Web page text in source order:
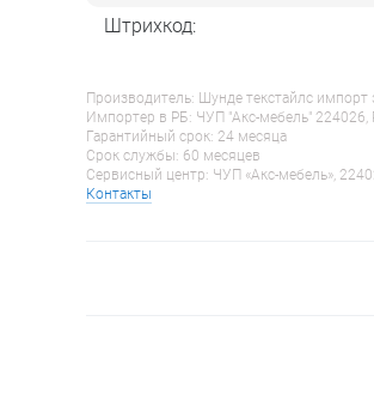
Штрихкод:
Производитель: Шунде текстайлс импорт
Импортер в РБ: ЧУП "Акс-мебель" 224026,
Гарантийный срок: 24 месяца
Срок службы: 60 месяцев
Сервисный центр: ЧУП «Акс-мебель»,
Контакты